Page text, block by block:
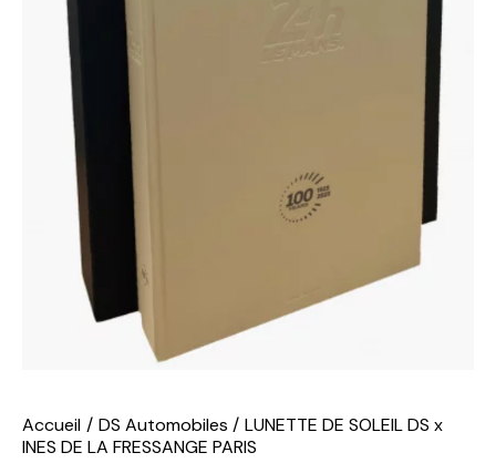
Accueil DS Automobiles
LUNETTE DE SOLEIL DS x
INES DE LA FRESSANGE PARIS